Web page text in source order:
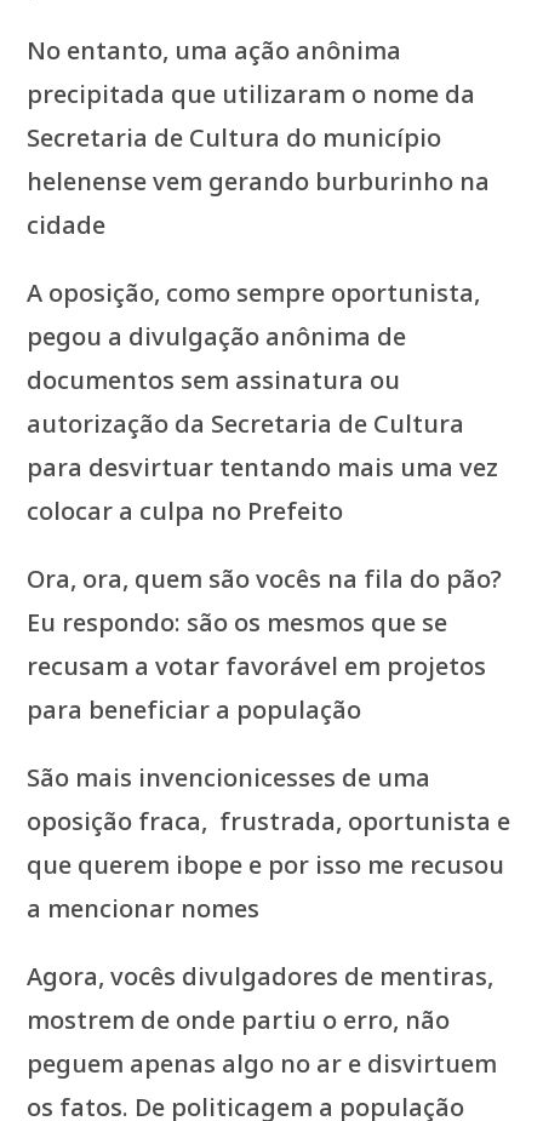
No entanto, uma ação anônima
precipitada que utilizaram o nome da
Secretaria de Cultura do município
helenense vem gerando burburinho na
cidade
A oposição, como sempre oportunista,
pegou a divulgação anônima de
documentos sem assinatura ou
autorização da Secretaria de Cultura
para desvirtuar tentando mais uma vez
colocar a culpa no Prefeito
Ora, ora, quem são vocês na fila do pão?
Eu respondo: são os mesmos que se
recusam a votar favorável em projetos
para beneficiar a população
São mais invencionicesses de uma
oposição fraca, frustrada, oportunista e
que querem ibope e por isso me recusou
a mencionar nomes
Agora, vocês divulgadores de mentiras,
mostrem de onde partiu o erro, não
peguem apenas algo no ar e disvirtuem
os fatos. De politicagem a população